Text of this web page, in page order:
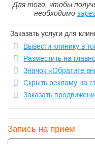
Для того, чтобы
необходимо
Заказать услуги для
Вывести клинику в
Разместить на
Значок «Обратите
Скрыть рекламу на
Заказать
Запись на прием